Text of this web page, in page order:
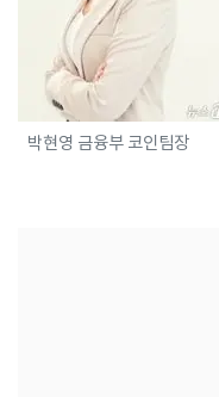
박현영 금융부 코인팀장